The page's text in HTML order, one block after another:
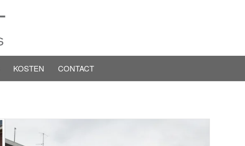
KOSTEN CONTACT